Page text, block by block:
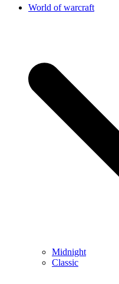
World of warcraft
Midnight
Classic